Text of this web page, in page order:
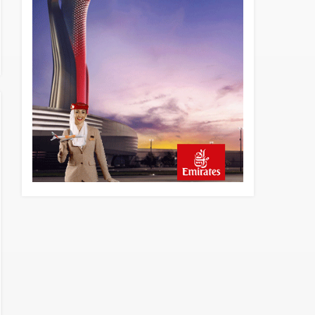
24 saat önce
THY’nin geliri yüzde 20 arttı,
net kârı yüzde 71 düştü